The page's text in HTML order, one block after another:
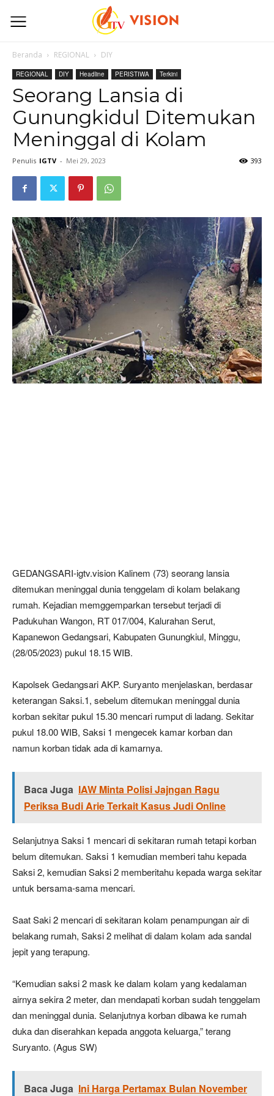
Beranda REGIONAL DIY
REGIONAL DIY Headline PERISTIWA Terkini
Seorang Lansia di
Gunungkidul Ditemukan
Meninggal di Kolam
Penulis IGTV - Mei 29, 2023 393
GEDANGSARI-igtv.vision Kalinem (73) seorang lansia
ditemukan meninggal dunia tenggelam di kolam belakang
rumah. Kejadian memggemparkan tersebut terjadi di
Padukuhan Wangon, RT 017/004, Kalurahan Serut,
Kapanewon Gedangsari, Kabupaten Gunungkiul, Minggu,
(28/05/2023) pukul 18.15 WIB.
Kapolsek Gedangsari AKP. Suryanto menjelaskan, berdasar
keterangan Saksi.1, sebelum ditemukan meninggal dunia
korban sekitar pukul 15.30 mencari rumput di ladang. Sekitar
pukul 18.00 WIB, Saksi 1 mengecek kamar korban dan
namun korban tidak ada di kamarnya.
Baca Juga IAW Minta Polisi Jajngan Ragu
Periksa Budi Arie Terkait Kasus Judi Online
Selanjutnya Saksi 1 mencari di sekitaran rumah tetapi korban
belum ditemukan. Saksi 1 kemudian memberi tahu kepada
Saksi 2, kemudian Saksi 2 memberitahu kepada warga sekitar
untuk bersama-sama mencari.
Saat Saki 2 mencari di sekitaran kolam penampungan air di
belakang rumah, Saksi 2 melihat di dalam kolam ada sandal
jepit yang terapung.
“Kemudian saksi 2 mask ke dalam kolam yang kedalaman
airnya sekira 2 meter, dan mendapati korban sudah tenggelam
dan meninggal dunia. Selanjutnya korban dibawa ke rumah
duka dan diserahkan kepada anggota keluarga,” terang
Suryanto. (Agus SW)
Baca Juga Ini Harga Pertamax Bulan November